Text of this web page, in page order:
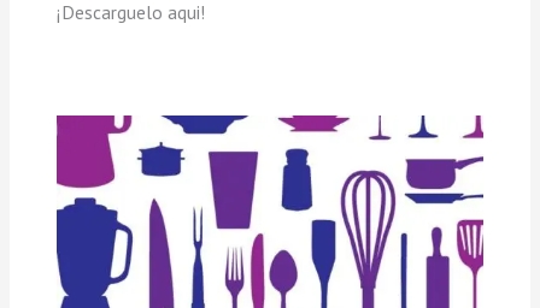
¡Descarguelo aqui!